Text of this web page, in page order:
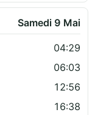
Samedi 9 Mai
04:29
06:03
12:56
16:38